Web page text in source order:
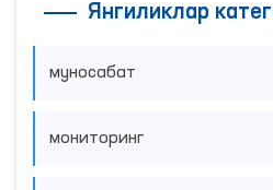
Янгиликлар
муносабат
мониторинг